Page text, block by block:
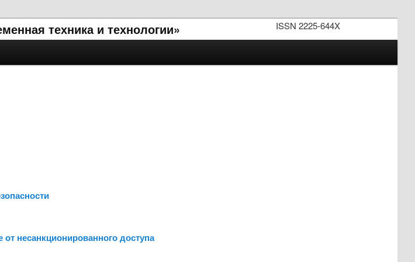
ISSN 2225-644X
техника и технологии»
несанкционированного доступа